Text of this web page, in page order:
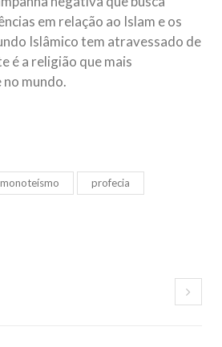
em relação ao Islam e os
Islâmico tem atravessado de
é a religião que mais
mundo.
monoteísmo profecia